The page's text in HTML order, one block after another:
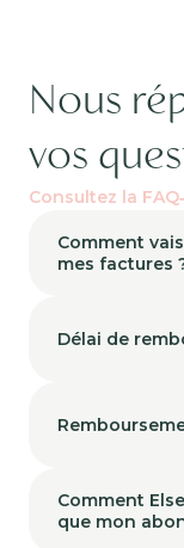
Nous
vos
Consultez la FAQ
Comment
mes factures
Délai de
Comment
que mon